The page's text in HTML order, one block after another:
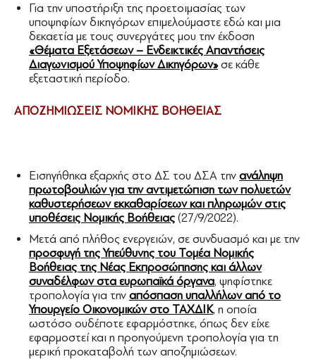
Για την υποστήριξη της προετοιμασίας των
υποψηφίων δικηγόρων επιμελούμαστε εδώ και μια
δεκαετία με τους συνεργάτες μου την έκδοση
«Θέματα Εξετάσεων – Ενδεικτικές Απαντήσεις
Διαγωνισμού Υποψηφίων Δικηγόρων»σε κάθε
εξεταστική περίοδο.
ΑΠΟΖΗΜΙΩΣΕΙΣ ΝΟΜΙΚΗΣ ΒΟΗΘΕΙΑΣ
Εισηγήθηκα εξαρχής στο ΔΣ του ΔΣΑ την ανάληψη
πρωτοβουλιών για την αντιμετώπιση των πολυετών
καθυστερήσεων εκκαθαρίσεων και πληρωμών στις
υποθέσεις Νομικής Βοήθειας (27/9/2022).
Μετά από πλήθος ενεργειών, σε συνδυασμό και με την
προσφυγή της Υπεύθυνης του Τομέα Νομικής
Βοήθειας της Νέας Εκπροσώπησης και άλλων
συναδέλφων στα ευρωπαϊκά όργανα, ψηφίστηκε
τροπολογία για την απόσπαση υπαλλήλων από το
Υπουργείο Οικονομικών στο ΤΑΧΔΙΚ, η οποία
ωστόσο ουδέποτε εφαρμόστηκε, όπως δεν είχε
εφαρμοστεί και η προηγούμενη τροπολογία για τη
μερική προκαταβολή των αποζημιώσεων.